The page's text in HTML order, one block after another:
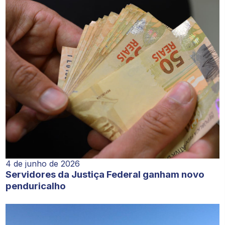
4 de junho de 2026
Servidores da Justiça Federal ganham novo
penduricalho